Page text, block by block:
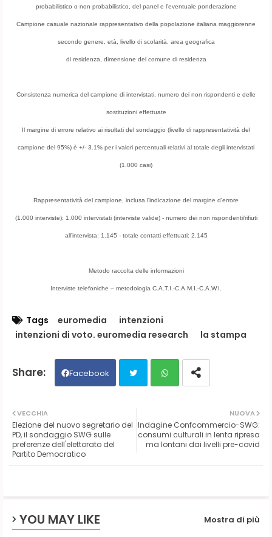
probabilistico o non probabilistico, del panel e l'eventuale ponderazione
Campione casuale nazionale rappresentativo della popolazione italiana maggiorenne
secondo genere, età, livello di scolarità, area geografica
di residenza, dimensione del comune di residenza
Consistenza numerica del campione di intervistati, numero dei non rispondenti e delle
sostituzioni effettuate
Il margine di errore relativo ai risultati del sondaggio (livello di rappresentatività del
campione del 95%) è +/- 3.1% per i valori percentuali relativi al totale degli intervistati
(1.000 casi)
Rappresentatività del campione, inclusa l'indicazione del margine d'errore
(1.000 interviste): 1.000 intervistati (interviste valide) - numero dei non rispondenti/rifiuti
all'intervista: 1.145 - totale contatti effettuati: 2.145
Metodo raccolta delle informazioni
Interviste telefoniche – metodologia C.A.T.I.-C.A.M.I.-C.A.W.I.
Tags euromedia
intenzioni
intenzioni di voto. euromedia research
la stampa
Facebook
ter ats
NUOVA
Indagine Confcommercio-SWG:
consumi culturali in lenta ripresa
ma lontani dai livelli pre-covid
VECCHIA
Elezione del nuovo segretario del
PD, il sondaggio SWG sulle
preferenze dell'elettorato del
Partito Democratico
YOU MAY LIKE Mostra di più